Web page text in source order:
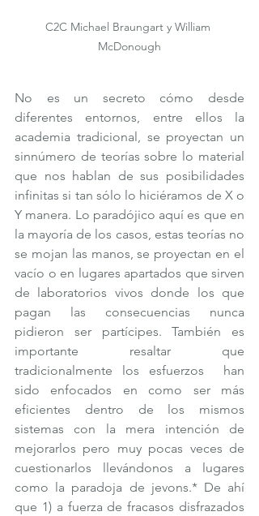
C2C Michael Braungart y William
McDonough
No es un secreto cómo desde
diferentes entornos, entre ellos la
academia tradicional, se proyectan un
sinnúmero de teorías sobre lo material
que nos hablan de sus posibilidades
infinitas si tan sólo lo hiciéramos de X o
Y manera. Lo paradójico aquí es que en
la mayoría de los casos, estas teorías no
se mojan las manos, se proyectan en el
vacío o en lugares apartados que sirven
de laboratorios vivos donde los que
pagan las consecuencias nunca
pidieron ser partícipes. También es
importante resaltar que
tradicionalmente los esfuerzos  han
sido enfocados en como ser más
eficientes dentro de los mismos
sistemas con la mera intención de
mejorarlos pero muy pocas veces de
cuestionarlos llevándonos a lugares
como la paradoja de jevons.* De ahí
que 1) a fuerza de fracasos disfrazados